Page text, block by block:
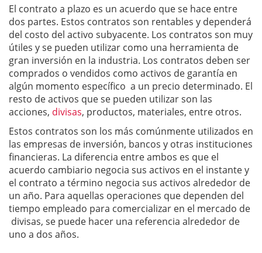
El contrato a plazo es un acuerdo que se hace entre
dos partes. Estos contratos son rentables y dependerá
del costo del activo subyacente. Los contratos son muy
útiles y se pueden utilizar como una herramienta de
gran inversión en la industria. Los contratos deben ser
comprados o vendidos como activos de garantía en
algún momento específico a un precio determinado. El
resto de activos que se pueden utilizar son las
acciones, divisas, productos, materiales, entre otros.
Estos contratos son los más comúnmente utilizados en
las empresas de inversión, bancos y otras instituciones
financieras. La diferencia entre ambos es que el
acuerdo cambiario negocia sus activos en el instante y
el contrato a término negocia sus activos alrededor de
un año. Para aquellas operaciones que dependen del
tiempo empleado para comercializar en el mercado de
divisas, se puede hacer una referencia alrededor de
uno a dos años.